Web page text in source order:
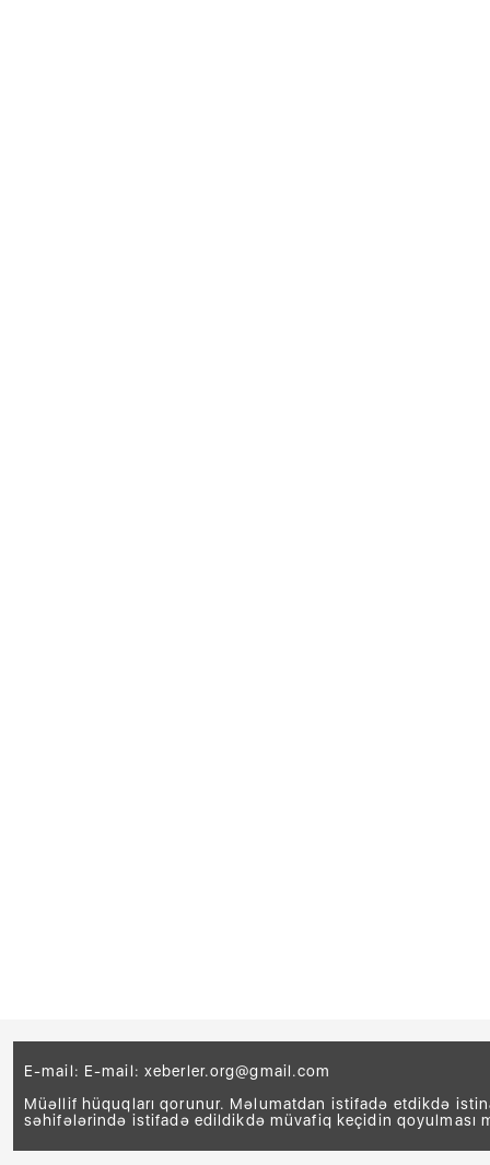
E-mail: E-mail: xeberler.org@gmail.com
Müəllif hüquqları qorunur. Məlumatdan istifadə etdikdə
səhifələrində istifadə edildikdə müvafiq keçidin qoyulması